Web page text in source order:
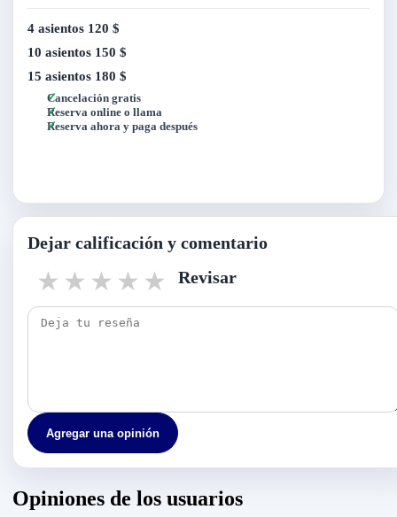
4 asientos 120 $
10 asientos 150 $
15 asientos 180 $
Cancelación gratis
Reserva online o llama
Reserva ahora y paga después
Dejar calificación y comentario
5 stars
4 stars
3 stars
2 stars
1 star Revisar
Agregar una opinión
Opiniones de los usuarios